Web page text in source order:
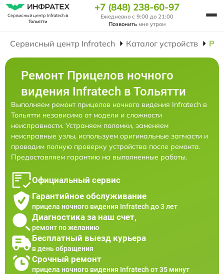
Сервисный центр Infratechв
Тольятти
+7 (848) 238-60-97
Ежедневно с 9:00 до 21:00
Позвонить мне утром
Сервисный центр Infratech Каталог устройств
Ремонт Прицелов ночного
видения Infratech в Тольятти
Выполняем ремонт прицелов ночного видения Infratech в
Тольятти независимо от модели и сложности
неисправности. Устраняем поломки, заменяем
неисправные узлы, используем оригинальные запчасти и
проводим полную проверку устройства после ремонта.
Предоставляем гарантию на выполненные работы.
Официальный сервис
Гарантийное обслуживание
прицела ночного видения Infratech до 3 лет
Диагностика за наш счет,
ремонт по желанию
Бесплатный выезд курьера
в день обращения
Срочный ремонт
прицела ночного видения Infratech от 35 минут